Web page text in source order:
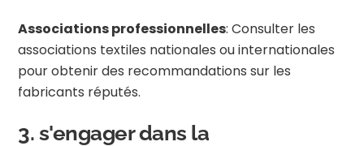
Associations professionnelles: Consulter les
associations textiles nationales ou internationales
pour obtenir des recommandations sur les
fabricants réputés.
3. s'engager dans la